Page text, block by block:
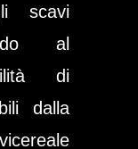
scavi
al
di
dalla